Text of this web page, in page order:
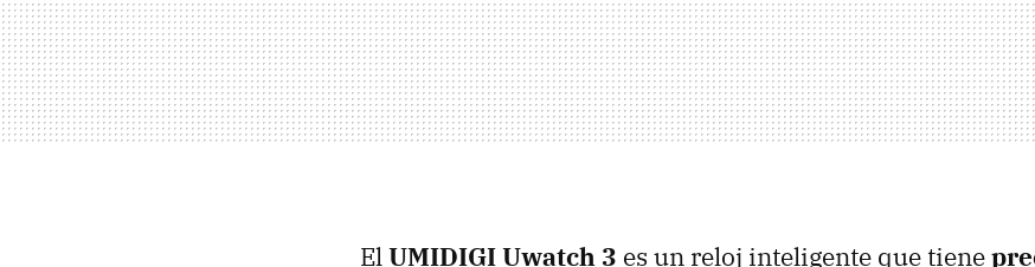
ElUMIDIGI Uwatch 3 es un reloj inteligente que tiene